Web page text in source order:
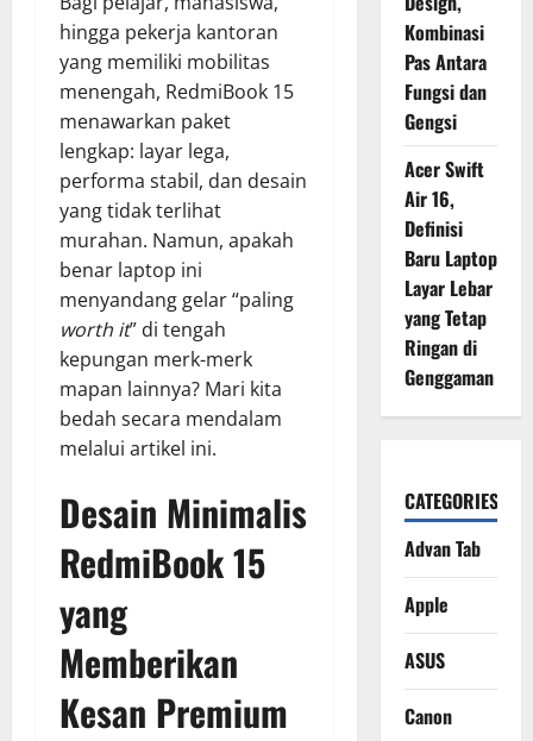
hingga pekerja kantoran
yang memiliki mobilitas
menengah, RedmiBook 15
menawarkan paket
lengkap: layar lega,
performa stabil, dan desain
yang tidak terlihat
murahan. Namun, apakah
benar laptop ini
menyandang gelar “paling
worth it” di tengah
kepungan merk-merk
mapan lainnya? Mari kita
bedah secara mendalam
melalui artikel ini.
Desain Minimalis
RedmiBook 15
yang
Memberikan
Kesan Premium
Kombinasi
Pas Antara
Fungsi dan
Gengsi
Acer Swift
Air 16,
Definisi
Baru Laptop
Layar Lebar
yang Tetap
Ringan di
Genggaman
CATEGORIES
Advan Tab
Apple
ASUS
Canon